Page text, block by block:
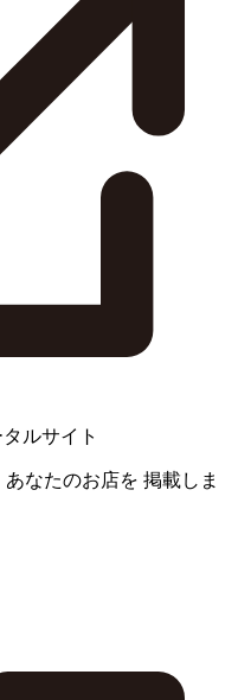
ルサイト
あなたのお店を 掲載しま